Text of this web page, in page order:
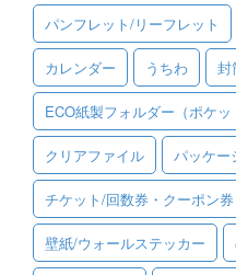
ご利用ガイド
ご利用の流れ
ご注文方法につい
キャンセルについて
FAQ（よくあるご
資料をダウンロー
パンフレット/リーフレット
カレンダー うちわ 封
ECO紙製フォルダー（ポケッ
クリアファイル パッケー
チケット/回数券・クーポン券
壁紙/ウォールステッカー